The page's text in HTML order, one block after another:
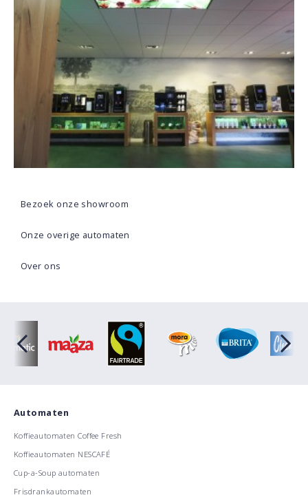
Bezoek onze showroom
Onze overige automaten
Over ons
Automaten
Koffieautomaten Coffee Fresh
Koffieautomaten NESCAFÉ
Cup-a-Soup automaten
Frisdrankautomaten